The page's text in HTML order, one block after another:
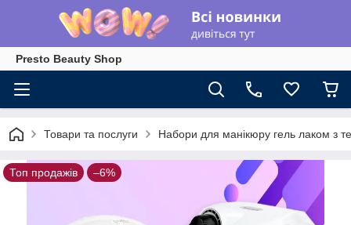
Presto Beauty Shop
Товари та послуги Набори для манікюру гель лаком з
Топ продажів –6%